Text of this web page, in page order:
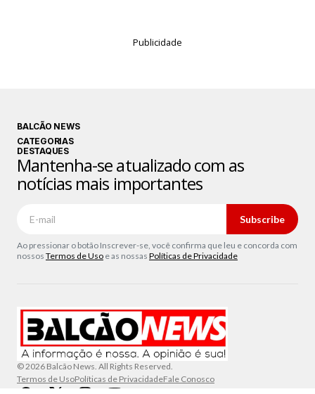
Publicidade
BALCÃO NEWS
CATEGORIAS
DESTAQUES
Mantenha-se atualizado com as
notícias mais importantes
Subscribe
Ao pressionar o botão Inscrever-se, você confirma que leu e concorda com
nossos Termos de Uso e as nossas Políticas de Privacidade
© 2026 Balcão News. All Rights Reserved.
Termos de UsoPolíticas de PrivacidadeFale Conosco